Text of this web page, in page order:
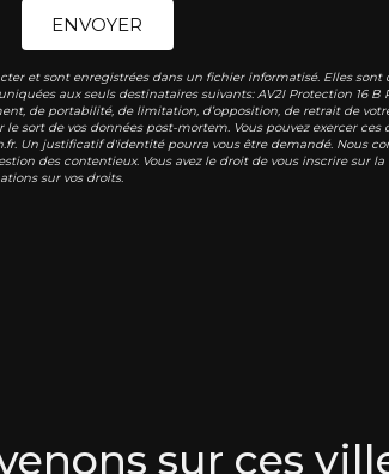
ENVOYER
et sont enregistrées dans un fichier informatisé. Elles
aux seuls destinataires suivants: AV2I Protection 16 B
de portabilité, de limitation, d’opposition, de retrait de
sort de vos données post-mortem. Vous pouvez exercer ces
Un justificatif d'identité pourra vous être demandé. Nous
des contentieux. Vous avez le droit de vous inscrire sur
sur vos droits.
sur ces